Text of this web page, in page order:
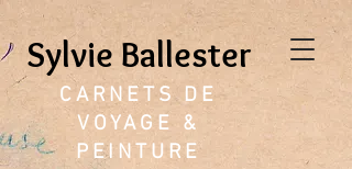
Sylvie Ballester
CARNETS DE
VOYAGE &
PEINTURE